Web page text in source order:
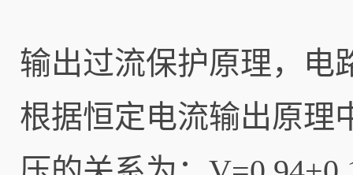
输出过流保护原理，电
根据恒定电流输出原